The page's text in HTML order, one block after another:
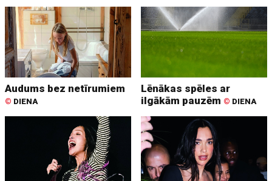
Audums bez netīrumiem
© DIENA
Lēnākas spēles ar
ilgākām pauzēm © DIENA